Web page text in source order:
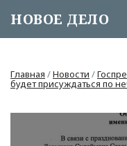
НОВОЕ ДЕЛО
Главная /Новости /
будет присуждаться по